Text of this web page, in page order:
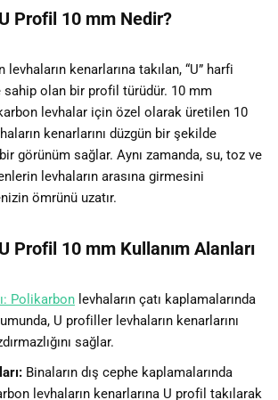
Profil 10 mm Nedir?
kenarlarına takılan, “U” harfi
olan bir profil türüdür. 10 mm
levhalar için özel olarak üretilen 10
kenarlarını düzgün bir şekilde
görünüm sağlar. Aynı zamanda, su, toz ve
levhaların arasına girmesini
ömrünü uzatır.
Profil 10 mm Kullanım Alanları
Polikarbon levhaların çatı kaplamalarında
U profiller levhaların kenarlarını
sağlar.
Binaların dış cephe kaplamalarında
levhaların kenarlarına U profil takılarak